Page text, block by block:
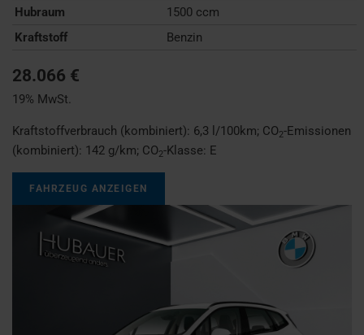
Hubraum
1500 ccm
Kraftstoff
Benzin
28.066 €
19% MwSt.
Kraftstoffverbrauch (kombiniert): 6,3 l/100km; CO2-Emissionen
(kombiniert): 142 g/km; CO2-Klasse: E
FAHRZEUG ANZEIGEN